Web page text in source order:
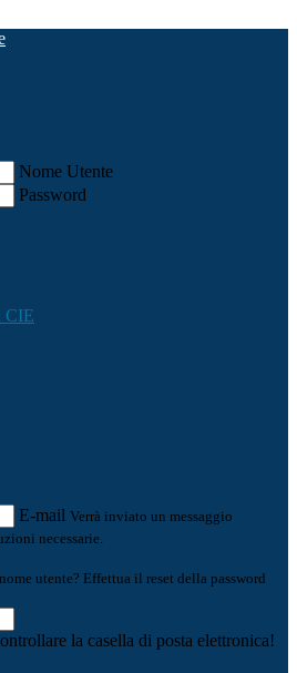
Nome Utente
Password
CIE
E-mail Verrà inviato un messaggio
necessarie.
utente? Effettua il reset della password
la casella di posta elettronica!